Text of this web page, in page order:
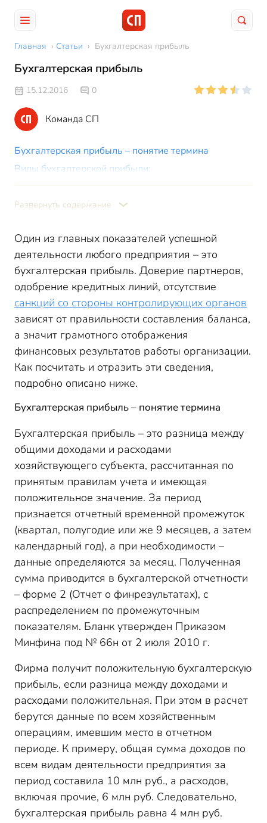
Главная › Статьи › Бухгалтерская прибыль
Бухгалтерская прибыль
15.12.2016 0
Команда СП
Бухгалтерская прибыль – понятие термина
Виды бухгалтерской прибыли:
Как рассчитать бухгалтерскую прибыль
Бухгалтерская прибыль – формула
Развернуть содержание
Один из главных показателей успешной
деятельности любого предприятия – это
бухгалтерская прибыль. Доверие партнеров,
одобрение кредитных линий, отсутствие
санкций со стороны контролирующих органов
зависят от правильности составления баланса,
а значит грамотного отображения
финансовых результатов работы организации.
Как посчитать и отразить эти сведения,
подробно описано ниже.
Бухгалтерская прибыль – понятие термина
Бухгалтерская прибыль – это разница между
общими доходами и расходами
хозяйствующего субъекта, рассчитанная по
принятым правилам учета и имеющая
положительное значение. За период
признается отчетный временной промежуток
(квартал, полугодие или же 9 месяцев, а затем
календарный год), а при необходимости –
данные определяются за месяц. Полученная
сумма приводится в бухгалтерской отчетности
– форме 2 (Отчет о финрезультатах), с
распределением по промежуточным
показателям. Бланк утвержден Приказом
Минфина под № 66н от 2 июля 2010 г.
Фирма получит положительную бухгалтерскую
прибыль, если разница между доходами и
расходами положительная. При этом в расчет
берутся данные по всем хозяйственным
операциям, имевшим место в отчетном
периоде. К примеру, общая сумма доходов по
всем видам деятельности предприятия за
период составила 10 млн руб., а расходов,
включая прочие, 6 млн руб. Следовательно,
бухгалтерская прибыль равна 4 млн руб.